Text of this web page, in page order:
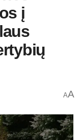
į
AA